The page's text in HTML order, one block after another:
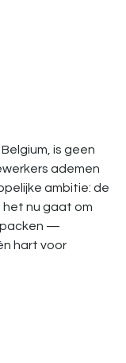
is geen
ademen
ambitie: de
het nu gaat om
—
hart voor